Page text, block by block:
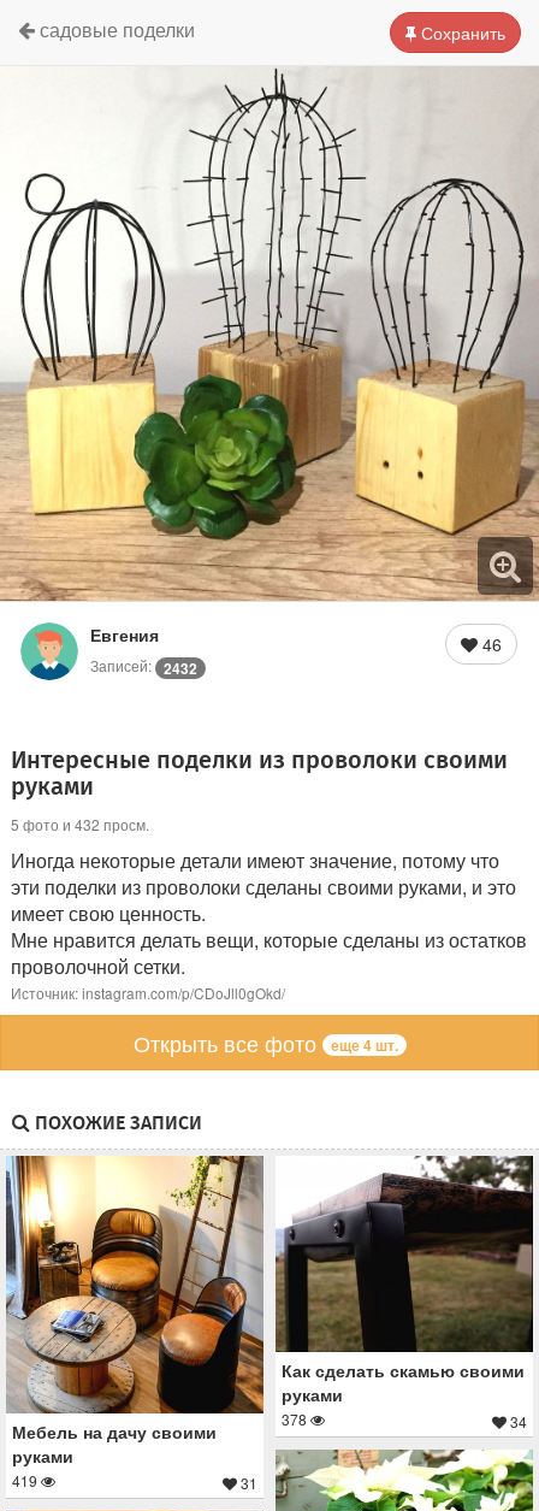
Сохранить
садовые поделки
Евгения
Записей: 2432
46
Интересные поделки из проволоки своими
руками
5 фото и 432 просм.
Иногда некоторые детали имеют значение, потому что
эти поделки из проволоки сделаны своими руками, и это
имеет свою ценность.
Мне нравится делать вещи, которые сделаны из остатков
проволочной сетки.
Источник: instagram.com/p/CDoJll0gOkd/
Открыть все фото еще 4 шт.
ПОХОЖИЕ ЗАПИСИ
Мебель на дачу своими
руками
419 31
Как сделать скамью своими
руками
378 34